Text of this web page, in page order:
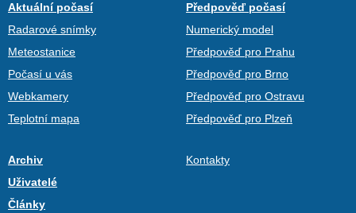
Aktuální počasí
Radarové snímky
Meteostanice
Počasí u vás
Webkamery
Teplotní mapa
Předpověď počasí
Numerický model
Předpověď pro Prahu
Předpověď pro Brno
Předpověď pro Ostravu
Předpověď pro Plzeň
Archiv
Uživatelé
Články
Kontakty